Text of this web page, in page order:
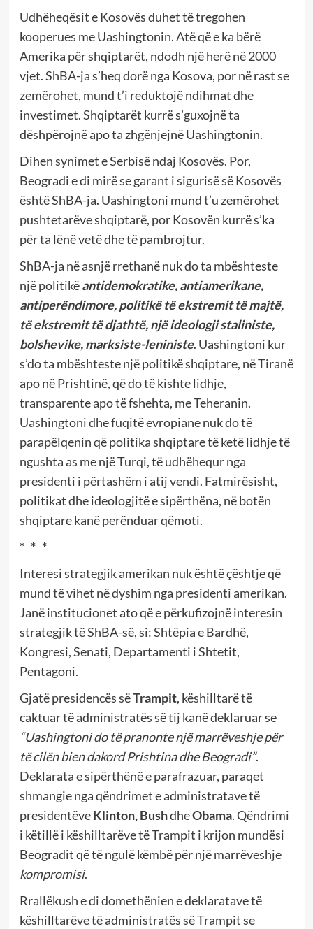
Udhëheqësit e Kosovës duhet të tregohen
kooperues me Uashingtonin. Atë që e ka bërë
Amerika për shqiptarët, ndodh një herë në 2000
vjet. ShBA-ja s’heq dorë nga Kosova, por në rast se
zemërohet, mund t’i reduktojë ndihmat dhe
investimet. Shqiptarët kurrë s’guxojnë ta
dëshpërojnë apo ta zhgënjejnë Uashingtonin.
Dihen synimet e Serbisë ndaj Kosovës. Por,
Beogradi e di mirë se garant i sigurisë së Kosovës
është ShBA-ja. Uashingtoni mund t’u zemërohet
pushtetarëve shqiptarë, por Kosovën kurrë s’ka
për ta lënë vetë dhe të pambrojtur.
ShBA-ja në asnjë rrethanë nuk do ta mbështeste
një politikëantidemokratike, antiamerikane,
antiperëndimore, politikë të ekstremit të majtë,
të ekstremit të djathtë, një ideologji staliniste,
bolshevike, marksiste-leniniste. Uashingtoni kur
s’do ta mbështeste një politikë shqiptare, në Tiranë
apo në Prishtinë, që do të kishte lidhje,
transparente apo të fshehta, me Teheranin.
Uashingtoni dhe fuqitë evropiane nuk do të
parapëlqenin që politika shqiptare të ketë lidhje të
ngushta as me një Turqi, të udhëhequr nga
presidenti i përtashëm i atij vendi. Fatmirësisht,
politikat dhe ideologjitë e sipërthëna, në botën
shqiptare kanë perënduar qëmoti.
* * *
Interesi strategjik amerikan nuk është çështje që
mund të vihet në dyshim nga presidenti amerikan.
Janë institucionet ato që e përkufizojnë interesin
strategjik të ShBA-së, si: Shtëpia e Bardhë,
Kongresi, Senati, Departamenti i Shtetit,
Pentagoni.
Gjatë presidencës sëTrampit, këshilltarë të
caktuar të administratës së tij kanë deklaruar se
“Uashingtoni do të pranonte një marrëveshje për
të cilën bien dakord Prishtina dhe Beogradi”.
Deklarata e sipërthënë e parafrazuar, paraqet
shmangie nga qëndrimet e administratave të
presidentëveKlinton, BushdheObama. Qëndrimi
i këtillë i këshilltarëve të Trampit i krijon mundësi
Beogradit që të ngulë këmbë për një marrëveshje
kompromisi.
Rrallëkush e di domethënien e deklaratave të
këshilltarëve të administratës së Trampit se